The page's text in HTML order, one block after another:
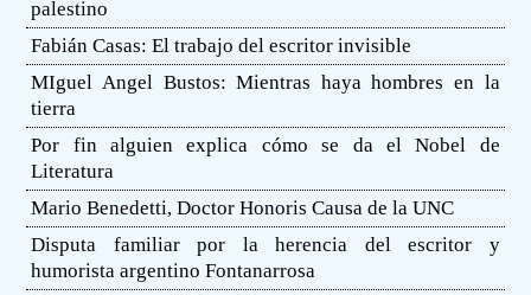
palestino
Fabián Casas: El trabajo del escritor invisible
MIguel Angel Bustos: Mientras haya hombres en la
tierra
Por fin alguien explica cómo se da el Nobel de
Literatura
Mario Benedetti, Doctor Honoris Causa de la UNC
Disputa familiar por la herencia del escritor y
humorista argentino Fontanarrosa